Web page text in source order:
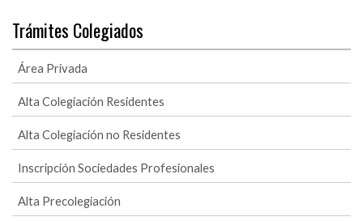
Trámites Colegiados
Área Privada
Alta Colegiación Residentes
Alta Colegiación no Residentes
Inscripción Sociedades Profesionales
Alta Precolegiación